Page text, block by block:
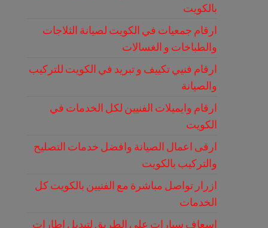
بالكويت
ارقام جمعيات في الكويت لصيانة الثلاجات
والطباخات و الغسالات
ارقام فنيي تكييف و تبريد في الكويت للتركيب
والصيانة
ارقام وايميلات الفنيين لكل الخدمات في
الكويت
ارقى اعمال الصيانة وافضل خدمات التصليح
والتركيب بالكويت
ازرار تواصل مباشرة مع الفنيين بالكويت كل
الخدمات
اسعاف سيارات على الطريق لتبديل اطارات